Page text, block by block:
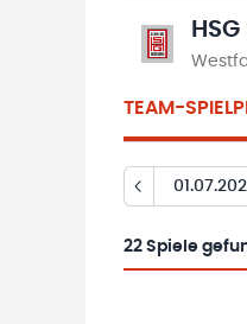
TEAM-
22 Spiele